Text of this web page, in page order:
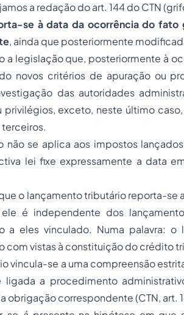
a redação do art. 144 do CTN
se à data da ocorrência do fato
, ainda que posteriormente
a legislação que, posteriormente à
novos critérios de apuração ou
das autoridades
privilégios, exceto, neste último
terceiros.
não se aplica aos impostos
lei fixe expressamente a data
o lançamento tributárioreporta-se
é independente dos
a eles vinculado. Numa palavra: o
com vistas à constituição do crédito
vincula-se a uma compreensão
ligada a procedimento
obrigação correspondente (CTN, art.